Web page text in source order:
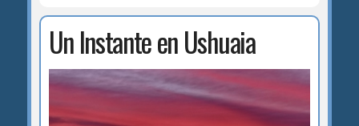
Un Instante en Ushuaia